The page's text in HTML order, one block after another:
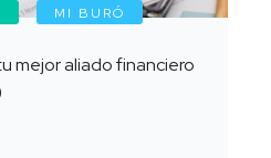
MI BURÓ
mejor aliado financiero